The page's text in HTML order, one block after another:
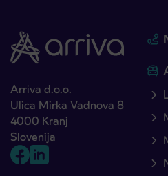
Arriva d.o.o.
Ulica Mirka Vadnova 8
4000 Kranj
Slovenija